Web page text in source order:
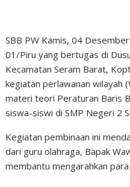
SBB PW Kamis, 04
01/Piru yang bertugas di
Kecamatan Seram Barat,
kegiatan perlawanan wilayah
materi teori Peraturan Baris
siswa-siswi di SMP Negeri 2
Kegiatan pembinaan ini
dari guru olahraga, Bapak
membantu mengarahkan